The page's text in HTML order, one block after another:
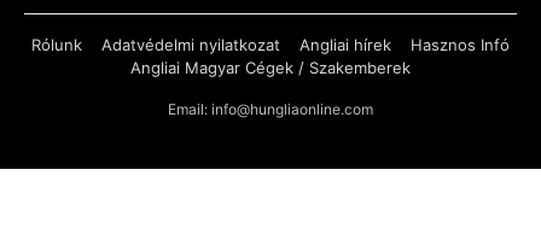
Rólunk Adatvédelmi nyilatkozat Angliai hírek
Hasznos Infó
Angliai Magyar Cégek / Szakemberek
Email: info@hungliaonline.com